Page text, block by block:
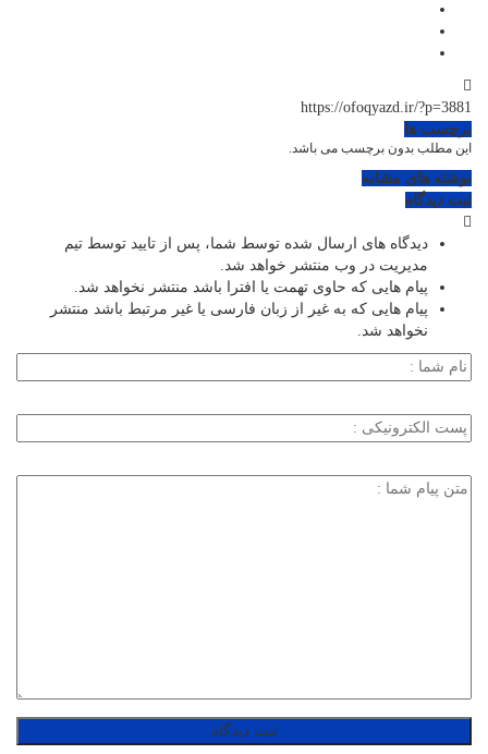
https://ofoqyazd.ir/?p=3881
برچسب ها
این مطلب بدون برچسب می باشد.
نوشته های مشابه
ثبت دیدگاه
دیدگاه های ارسال شده توسط شما، پس از تایید توسط تیم
مدیریت در وب منتشر خواهد شد.
پیام هایی که حاوی تهمت یا افترا باشد منتشر نخواهد شد.
پیام هایی که به غیر از زبان فارسی یا غیر مرتبط باشد منتشر
نخواهد شد.